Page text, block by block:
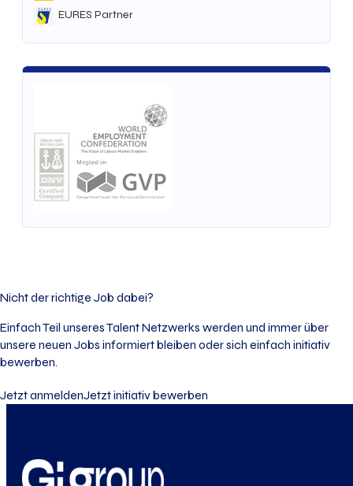
EURES Partner
Nicht der richtige Job dabei?
Einfach Teil unseres Talent Netzwerks werden und immer über
unsere neuen Jobs informiert bleiben oder sich einfach initiativ
bewerben.
Jetzt anmeldenJetzt initiativ bewerben